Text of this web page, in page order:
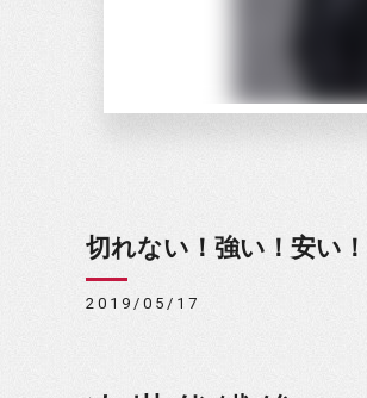
切れない！強い！安い
2019/05/17